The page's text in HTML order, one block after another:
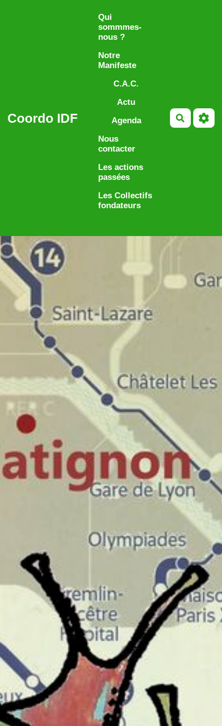
Aller au contenu principal
Coordo IDF
Qui
sommmes-
nous ?
Notre
Manifeste
C.A.C.
Actu
Agenda
Nous
contacter
Les actions
passées
Les Collectifs
fondateurs